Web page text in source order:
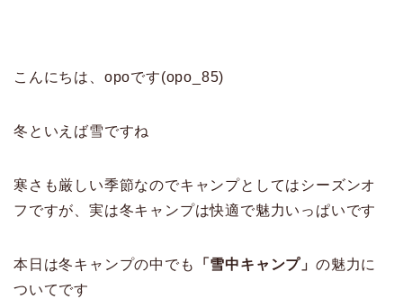
こんにちは、opoです(opo_85)
冬といえば雪ですね
寒さも厳しい季節なのでキャンプとしてはシーズンオ
フですが、実は冬キャンプは快適で魅力いっぱいです
本日は冬キャンプの中でも 「雪中キャンプ」の魅力に
ついてです